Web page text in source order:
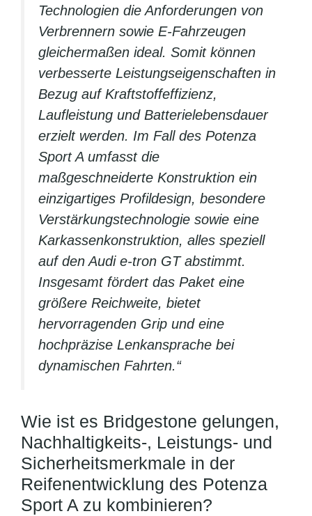
Technologien die Anforderungen von
Verbrennern sowie E-Fahrzeugen
gleichermaßen ideal. Somit können
verbesserte Leistungseigenschaften in
Bezug auf Kraftstoffeffizienz,
Laufleistung und Batterielebensdauer
erzielt werden. Im Fall des Potenza
Sport A umfasst die
maßgeschneiderte Konstruktion ein
einzigartiges Profildesign, besondere
Verstärkungstechnologie sowie eine
Karkassenkonstruktion, alles speziell
auf den Audi e-tron GT abstimmt.
Insgesamt fördert das Paket eine
größere Reichweite, bietet
hervorragenden Grip und eine
hochpräzise Lenkansprache bei
dynamischen Fahrten.“
Wie ist es Bridgestone gelungen,
Nachhaltigkeits-, Leistungs- und
Sicherheitsmerkmale in der
Reifenentwicklung des Potenza
Sport A zu kombinieren?